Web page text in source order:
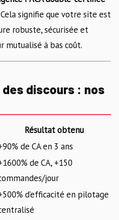
Cela signifie que votre site est
robuste, sécurisée et
mutualisé à bas coût.
discours : nos
Résultat obtenu
de CA en 3 ans
de CA, +150
jour
d’efficacité en pilotage